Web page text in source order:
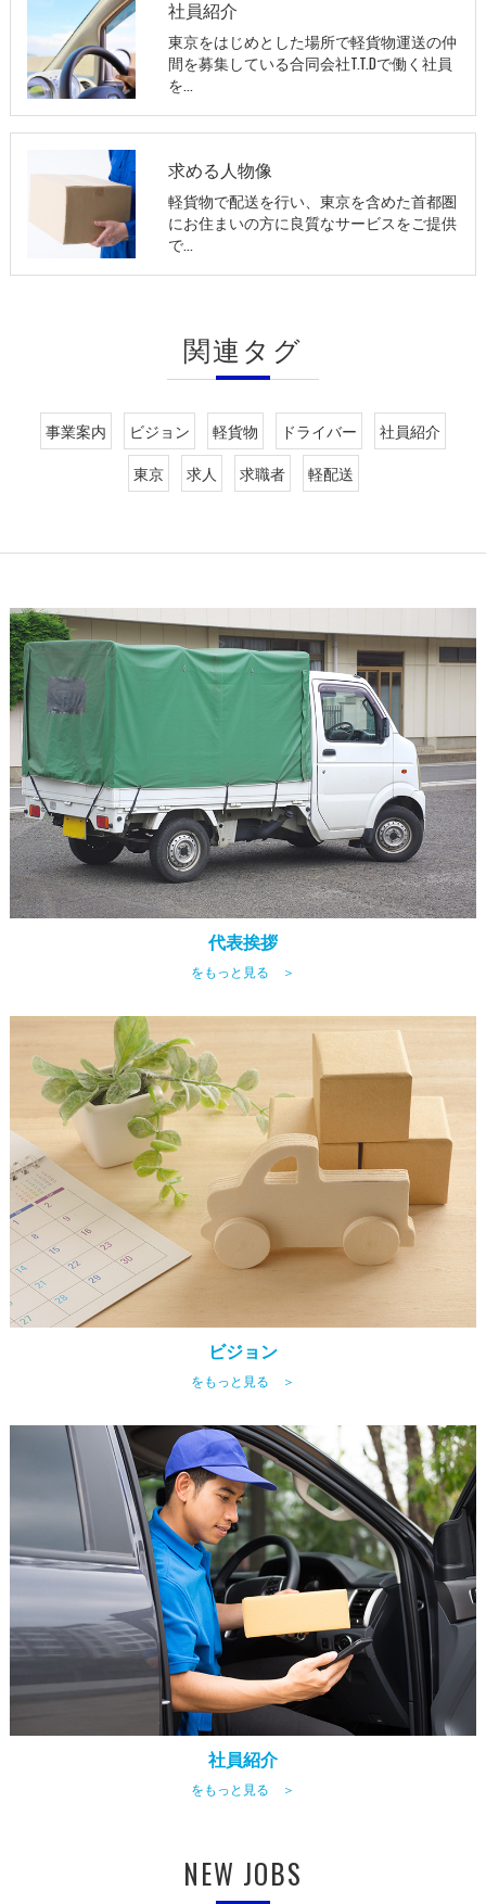
社員紹介
東京をはじめとした場所で軽貨物運送の仲
間を募集している合同会社T.T.Dで働く社員
を…
求める人物像
軽貨物で配送を行い、東京を含めた首都圏
にお住まいの方に良質なサービスをご提供
で…
関連タグ
事業案内 ビジョン 軽貨物 ドライバー
社員紹介
東京
求人 求職者 軽配送
代表挨拶
をもっと見る ＞
ビジョン
をもっと見る ＞
社員紹介
をもっと見る ＞
NEW JOBS